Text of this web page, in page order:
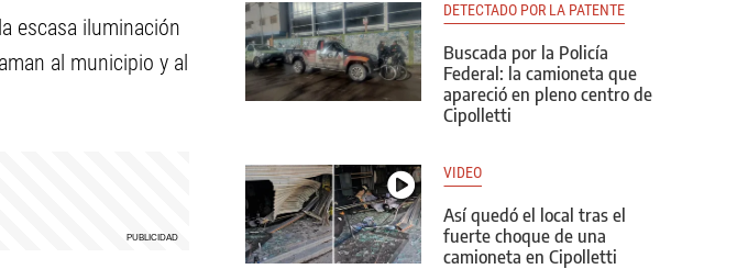
escasa iluminación
al municipio y al
DETECTADO POR LA PATENTE
Buscada por la Policía
Federal: la camioneta que
apareció en pleno centro de
Cipolletti
VIDEO
Así quedó el local tras el
fuerte choque de una
camioneta en Cipolletti